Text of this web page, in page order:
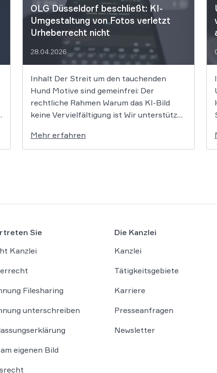
OLG Düsseldorf beschließt: KI-
Umgestaltung von Fotos verletzt
Urheberrecht nicht
28.04.2026
Inhalt Der Streit um den tauchenden
Hund Motive sind gemeinfrei: Der
rechtliche Rahmen Warum das KI-Bild
keine Vervielfältigung ist Wir unterstützen
Urheberrecht Wer ein Foto als Vorlage für
eine KI nutzt und daraus ein stilistisch
Mehr erfahren
Sie
Kanzlei
Filesharing
unterschreiben
eigenen Bild
Die Kanzlei
Kanzlei
Tätigkeitsgebiete
Karriere
Presseanfragen
Newsletter